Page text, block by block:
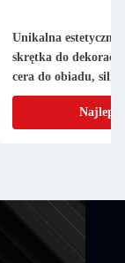
Unikalna estetyczna
skrętka do
cera do obiadu,
świecy